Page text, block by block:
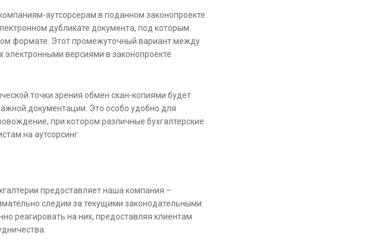
аутсорсерам в поданном законопроекте
дубликате документа, под которым
формате. Этот промежуточный вариант между
версиями в законопроекте
точки зрения обмен скан-копиями будет
документации. Это особо удобно для
при котором различные бухгалтерские
на аутсорсинг.
предоставляет наша компания –
следим за текущими законодательными
реагировать на них, предоставляя клиентам